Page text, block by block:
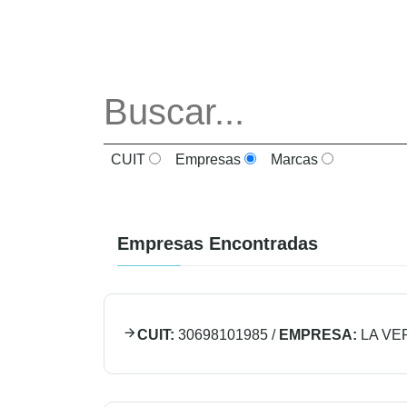
CUIT Empresas Marcas
Empresas Encontradas
CUIT: 30698101985 / EMPRESA: LA